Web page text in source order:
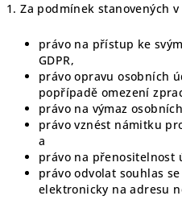
1. Za podmínek stanovených v
právo na přístup ke
GDPR,
právo opravu osobních
popřípadě omezení
právo na výmaz
právo vznést námitku
a
právo na přenositelnost
právo odvolat souhlas
elektronicky na adresu